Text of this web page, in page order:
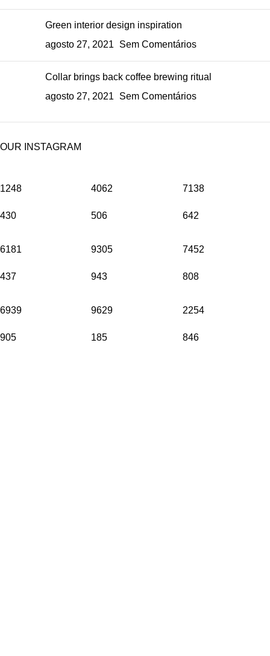
Green interior design inspiration
agosto 27, 2021
Sem Comentários
Collar brings back coffee brewing ritual
agosto 27, 2021
Sem Comentários
OUR INSTAGRAM
1248
430
4062
506
7138
642
6181
437
9305
943
7452
808
6939
905
9629
185
2254
846